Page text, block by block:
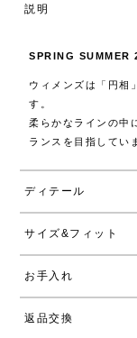
説明
SPRING SUMMER
ウィメンズは「円相
す。
柔らかなラインの中
ランスを目指してい
ディテール
サイズ&フィット
お手入れ
返品交換